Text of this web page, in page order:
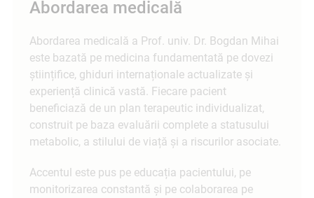
Abordarea medicală
Abordarea medicală a Prof. univ. Dr. Bogdan Mihai
este bazată pe medicina fundamentată pe dovezi
științifice, ghiduri internaționale actualizate și
experiență clinică vastă. Fiecare pacient
beneficiază de un plan terapeutic individualizat,
construit pe baza evaluării complete a statusului
metabolic, a stilului de viață și a riscurilor asociate.
Accentul este pus pe educația pacientului, pe
monitorizarea constantă și pe colaborarea pe